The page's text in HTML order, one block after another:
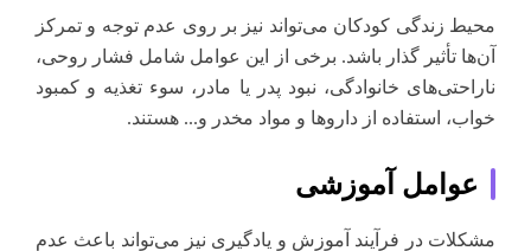
محیط زندگی کودکان می‌تواند نیز بر روی عدم توجه و تمرکز
آن‌ها تأثیر گذار باشد. برخی از این عوامل شامل فشار روحی،
ناراحتی‌های خانوادگی، نبود پدر یا مادر، سوء تغذیه و کمبود
خواب، استفاده از داروها و مواد مخدر و... هستند.
عوامل آموزشی
مشکلات در فرآیند آموزش و یادگیری نیز می‌تواند باعث عدم